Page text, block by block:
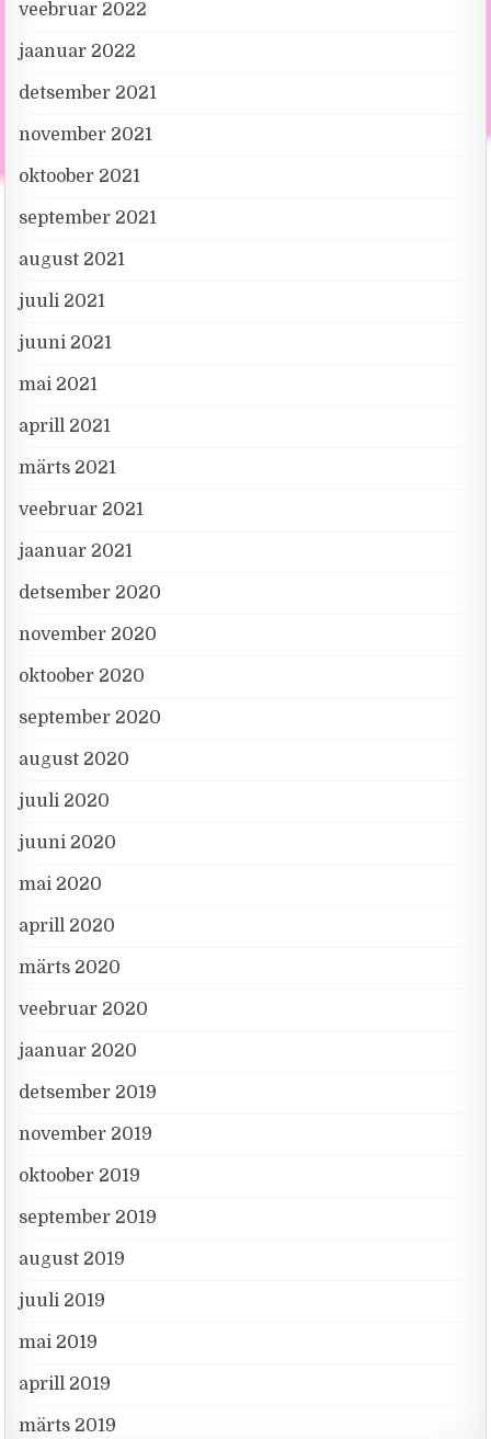
veebruar 2022
jaanuar 2022
detsember 2021
november 2021
oktoober 2021
september 2021
august 2021
juuli 2021
juuni 2021
mai 2021
aprill 2021
märts 2021
veebruar 2021
jaanuar 2021
detsember 2020
november 2020
oktoober 2020
september 2020
august 2020
juuli 2020
juuni 2020
mai 2020
aprill 2020
märts 2020
veebruar 2020
jaanuar 2020
detsember 2019
november 2019
oktoober 2019
september 2019
august 2019
juuli 2019
mai 2019
aprill 2019
märts 2019